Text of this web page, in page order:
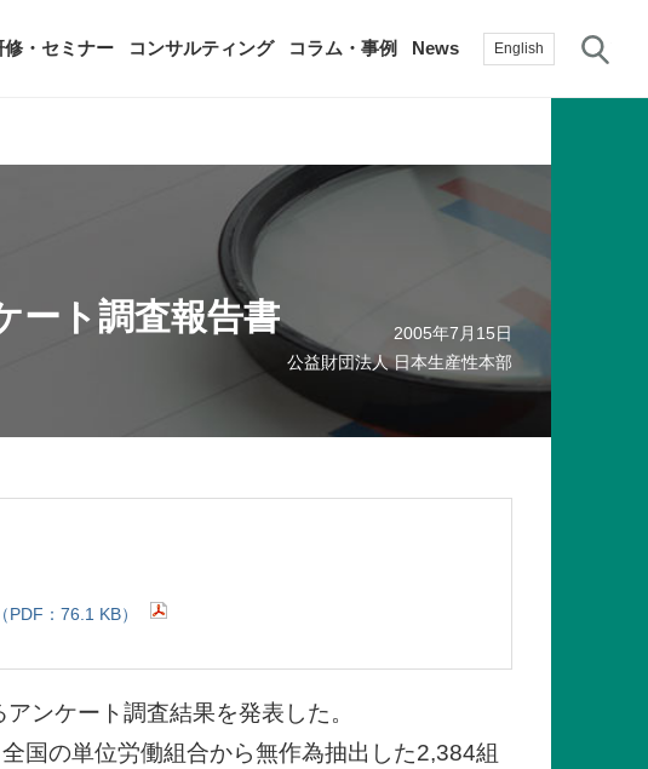
English
修・セミナー コンサルティング コラム・事例 News
過去の活動実績
生産性新聞
綱領・宣言集
生産性白書
研究・提言
自治体に関する調査研究・提言
その他の調査研究・提言
賛助会員
採用情報
書籍
企業内研修）
ート調査報告書
2005年7月15日
公益財団法人 日本生産性本部
（PDF：76.1 KB）
ンケート調査結果を発表した。
国の単位労働組合から無作為抽出した2,384組